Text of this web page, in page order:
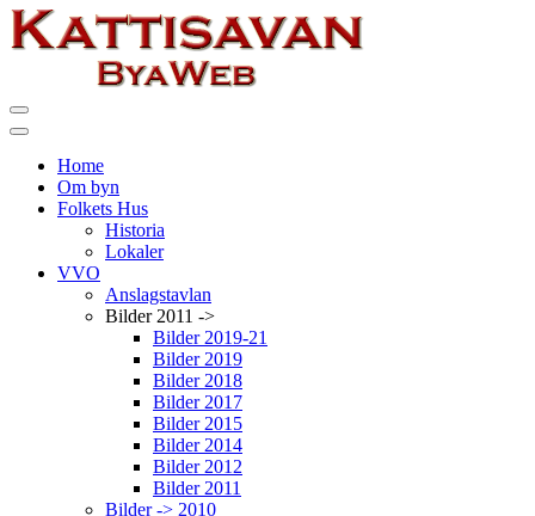
Home
Om byn
Folkets Hus
Historia
Lokaler
VVO
Anslagstavlan
Bilder 2011 ->
Bilder 2019-21
Bilder 2019
Bilder 2018
Bilder 2017
Bilder 2015
Bilder 2014
Bilder 2012
Bilder 2011
Bilder -> 2010